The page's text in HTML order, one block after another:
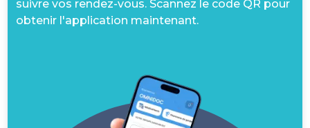
suivre vos rendez-vous. Scannez le code QR pour
obtenir l'application maintenant.